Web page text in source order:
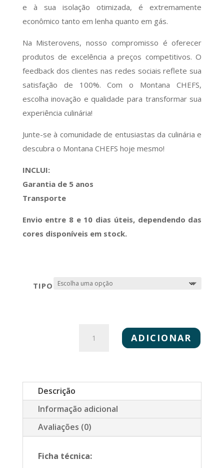
e à sua isolação otimizada, é extremamente
econômico tanto em lenha quanto em gás.
Na Misterovens, nosso compromisso é oferecer
produtos de excelência a preços competitivos. O
feedback dos clientes nas redes sociais reflete sua
satisfação de 100%. Com o Montana CHEFS,
escolha inovação e qualidade para transformar sua
experiência culinária!
Junte-se à comunidade de entusiastas da culinária e
descubra o Montana CHEFS hoje mesmo!
INCLUI:
Garantia de 5 anos
Transporte
Envio entre 8 e 10 dias úteis, dependendo das
cores disponíveis em stock.
TIPO
QUANTIDADE
MONTANA ADICIONAR
Descrição
Informação adicional
Avaliações (0)
Ficha técnica: